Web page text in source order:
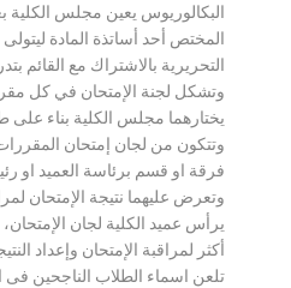
البكالوريوس يعين مجلس
المختص أحد أساتذة المادة
التحريرية بالاشتراك مع القائم
وتشكل لجنة الإمتحان في كل
يختارهما مجلس الكلية بناء
وتتكون من لجان إمتحان
فرقة او قسم برئاسة العميد او
وتعرض عليهما نتيجة الإمتحان
يرأس عميد الكلية لجان
أكثر لمراقبة الإمتحان وإعداد
تلعن اسماء الطلاب الناجحين فى